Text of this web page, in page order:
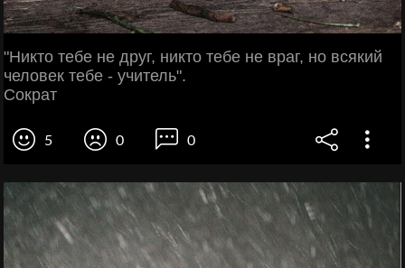
"Никто тебе не друг, никто тебе не враг, но всякий
человек тебе - учитель".
Сократ
5 0 0